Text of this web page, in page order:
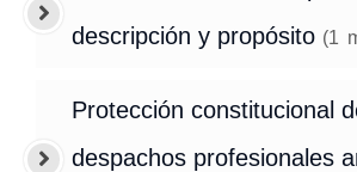
descripción y propósito (1
Protección constitucional
despachos profesionales